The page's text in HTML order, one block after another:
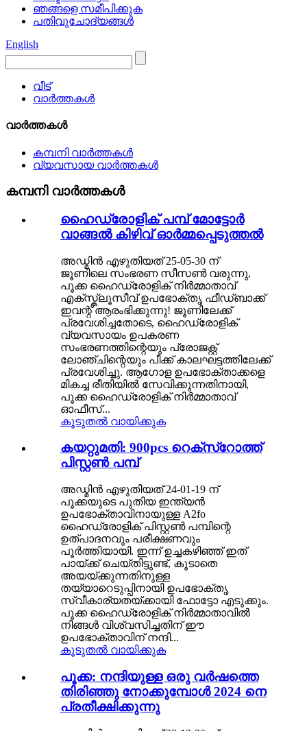
ഞങ്ങളെ സമീപിക്കുക
പതിവുചോദ്യങ്ങൾ
English
വീട്
വാർത്തകൾ
വാർത്തകൾ
കമ്പനി വാർത്തകൾ
വ്യവസായ വാർത്തകൾ
കമ്പനി വാർത്തകൾ
ഹൈഡ്രോളിക് പമ്പ് മോട്ടോർ
വാങ്ങൽ കിഴിവ് ഓർമ്മപ്പെടുത്തൽ
അഡ്മിൻ എഴുതിയത് 25-05-30 ന്
ജൂണിലെ സംഭരണ ​​സീസൺ വരുന്നു,
പൂക്ക ഹൈഡ്രോളിക് നിർമ്മാതാവ്
എക്സ്ക്ലൂസീവ് ഉപഭോക്തൃ ഫീഡ്‌ബാക്ക്
ഇവന്റ് ആരംഭിക്കുന്നു! ജൂണിലേക്ക്
പ്രവേശിച്ചതോടെ, ഹൈഡ്രോളിക്
വ്യവസായം ഉപകരണ
സംഭരണത്തിന്റെയും പ്രോജക്റ്റ്
ലോഞ്ചിന്റെയും പീക്ക് കാലഘട്ടത്തിലേക്ക്
പ്രവേശിച്ചു. ആഗോള ഉപഭോക്താക്കളെ
മികച്ച രീതിയിൽ സേവിക്കുന്നതിനായി,
പൂക്ക ഹൈഡ്രോളിക് നിർമ്മാതാവ്
ഓഫീസ്...
കൂടുതൽ വായിക്കുക
കയറ്റുമതി: 900pcs റെക്‌സ്‌റോത്ത്
പിസ്റ്റൺ പമ്പ്
അഡ്മിൻ എഴുതിയത് 24-01-19 ന്
പൂക്കയുടെ പുതിയ ഇന്ത്യൻ
ഉപഭോക്താവിനായുള്ള A2fo
ഹൈഡ്രോളിക് പിസ്റ്റൺ പമ്പിന്റെ
ഉത്പാദനവും പരീക്ഷണവും
പൂർത്തിയായി. ഇന്ന് ഉച്ചകഴിഞ്ഞ് ഇത്
പായ്ക്ക് ചെയ്തിട്ടുണ്ട്, കൂടാതെ
അയയ്ക്കുന്നതിനുള്ള
തയ്യാറെടുപ്പിനായി ഉപഭോക്തൃ
സ്വീകാര്യതയ്ക്കായി ഫോട്ടോ എടുക്കും.
പൂക്ക ഹൈഡ്രോളിക് നിർമ്മാതാവിൽ
നിങ്ങൾ വിശ്വസിച്ചതിന് ഈ
ഉപഭോക്താവിന് നന്ദി...
കൂടുതൽ വായിക്കുക
പൂക്ക: നന്ദിയുള്ള ഒരു വർഷത്തെ
തിരിഞ്ഞു നോക്കുമ്പോൾ 2024 നെ
പ്രതീക്ഷിക്കുന്നു